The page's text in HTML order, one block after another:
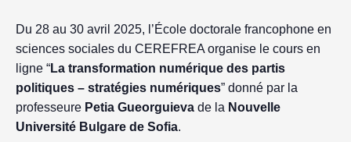
Du 28 au 30 avril 2025, l’École doctorale francophone en
sciences sociales du CEREFREA organise le cours en
ligne “La transformation numérique des partis
politiques – stratégies numériques” donné par la
professeure Petia Gueorguieva de la Nouvelle
Université Bulgare de Sofia.